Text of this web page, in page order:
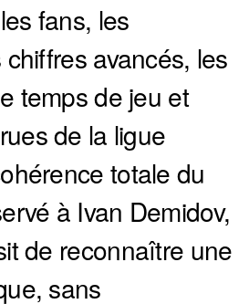
fans, les
avancés, les
temps de jeu et
de la ligue
totale du
à Ivan Demidov,
de reconnaître une
sans